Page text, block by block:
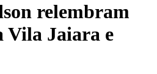
relembram
Vila Jaiara e